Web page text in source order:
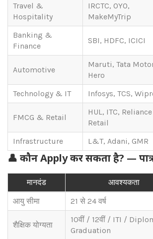
Travel &
Hospitality
IRCTC, OYO,
MakeMyTrip
Banking &
Finance
SBI, HDFC, ICICI
Automotive
Maruti, Tata
Hero
Technology & IT Infosys, TCS,
FMCG & Retail
HUL, ITC, Reliance
Retail
Infrastructure L&T, Adani, GMR
👤 कौन Apply कर सकता है? —
मानदंड आवश्यकता
आयु सीमा
21 से 24 वर्ष
शैक्षिक योग्यता
10वीं / 12वीं / ITI /
Graduation